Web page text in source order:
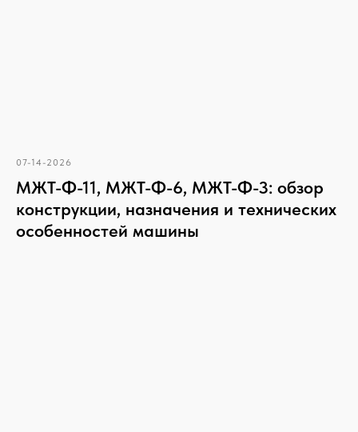
07-14-2026
МЖТ-Ф-11, МЖТ-Ф-6, МЖТ-Ф-3: обзор
конструкции, назначения и технических
особенностей машины